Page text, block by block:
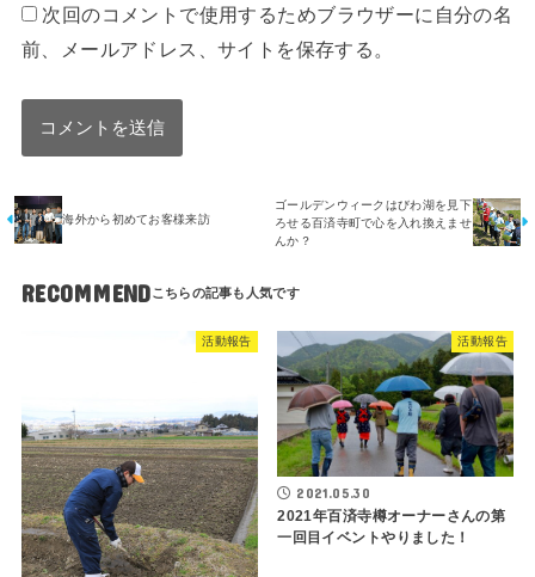
次回のコメントで使用するためブラウザーに自分の名
前、メールアドレス、サイトを保存する。
海外から初めてお客様来訪
ゴールデンウィークはびわ湖を見下
ろせる百済寺町で心を入れ換えませ
んか？
RECOMMEND
活動報告 活動報告
2021.05.30
2021年百済寺樽オーナーさんの第
一回目イベントやりました！